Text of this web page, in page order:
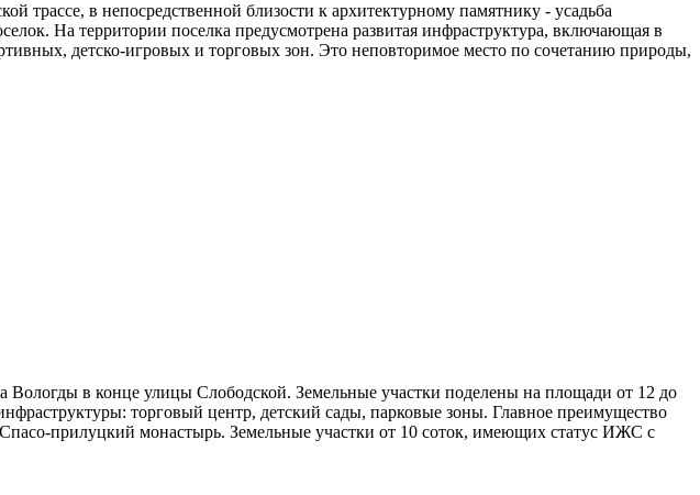
трассе, в непосредственной близости к архитектурному памятнику - усадьба
На территории поселка предусмотрена развитая инфраструктура, включающая в
детско-игровых и торговых зон. Это неповторимое место по сочетанию природы,
в конце улицы Слободской. Земельные участки поделены на площади от 12 до
торговый центр, детский сады, парковые зоны. Главное преимущество
прилуцкий монастырь. Земельные участки от 10 соток, имеющих статус ИЖС с